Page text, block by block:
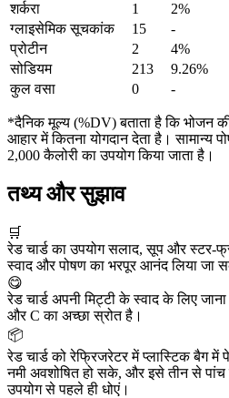
शर्करा
1
2%
ग्लाइसेमिक सूचकांक
15
-
प्रोटीन
2
4%
सोडियम
213
9.26%
कुल वसा
0 -
*दैनिक मूल्य (%DV) बताता है कि भोजन
आहार में कितना योगदान देता है। सामान्य
2,000 कैलोरी का उपयोग किया जाता है।
तथ्य और सुझाव
🛒
रेड चार्ड का उपयोग सलाद, सूप और स्टर-
स्वाद और पोषण का भरपूर आनंद लिया जा
😋
रेड चार्ड अपनी मिट्टी के स्वाद के लिए
और C का अच्छा स्रोत है।
📦
रेड चार्ड को रेफ्रिजरेटर में प्लास्टिक बैग
नमी अवशोषित हो सके, और इसे तीन से पांच
उपयोग से पहले ही धोएं।